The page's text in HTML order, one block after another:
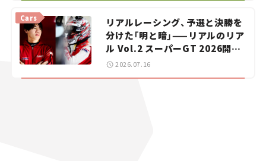
リアルレーシング、予選と決勝を
分けた「明と暗」——リアルのリア
ル Vol.2 スーパーGT 2026開幕
戦 岡山国際サーキット
Cars
2026.07.16